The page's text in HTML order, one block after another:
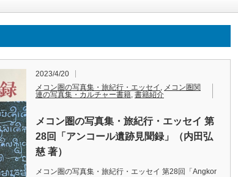
2023/4/20
メコン圏の写真集・旅紀行・エッセイ , メコン圏関
連の写真集・カルチャー書籍, 書籍紹介
メコン圏の写真集・旅紀行・エッセイ 第
28回「アンコール遺跡見聞録」（内田弘
慈 著）
メコン圏の写真集・旅紀行・エッセイ 第28回「Angkor